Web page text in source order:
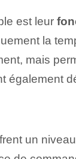
est leur
la
mais
également
un